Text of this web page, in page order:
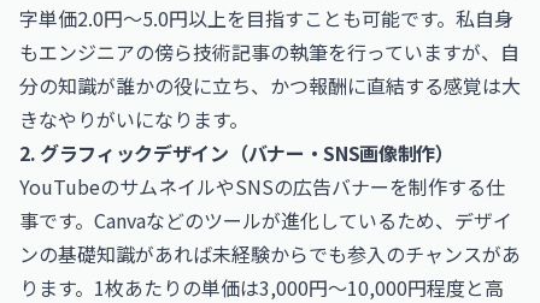
字単価2.0円〜5.0円以上を目指すことも可能です。私自身
もエンジニアの傍ら技術記事の執筆を行っていますが、自
分の知識が誰かの役に立ち、かつ報酬に直結する感覚は大
きなやりがいになります。
2. グラフィックデザイン（バナー・SNS画像制作）
YouTubeのサムネイルやSNSの広告バナーを制作する仕
事です。Canvaなどのツールが進化しているため、デザイ
ンの基礎知識があれば未経験からでも参入のチャンスがあ
ります。1枚あたりの単価は3,000円〜10,000円程度と高